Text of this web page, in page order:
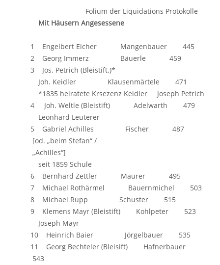
Folium der Liquidations Protokolle
Mit Häusern Angesessene
1 Engelbert Eicher Mangenbauer 445
2 Georg Immerz Bäuerle 459
3 Jos. Petrich (Bleistift.)*
Joh. Keidler Klausenmärtele 471
*1835 heiratete Krsezenz Keidler Joseph Petrich
4 Joh. Weltle (Bleistift) Adelwarth 479
Leonhard Leuterer
5 Gabriel Achilles Fischer 487
[od. „beim Stefan“ /
„Achilles“]
seit 1859 Schule
6 Bernhard Zettler Maurer 495
7 Michael Rothärmel Bauernmichel 503
8 Michael Rupp Schuster 515
9 Klemens Mayr (Bleistift) Kohlpeter 523
Joseph Mayr
10 Heinrich Baier Jörgelbauer 535
11 Georg Bechteler (Bleisift) Hafnerbauer
543